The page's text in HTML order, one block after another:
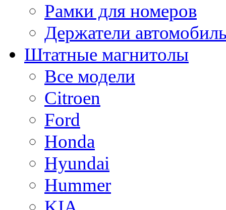
Рамки для номеров
Держатели
Штатные магнитолы
Все модели
Citroen
Ford
Honda
Hyundai
Hummer